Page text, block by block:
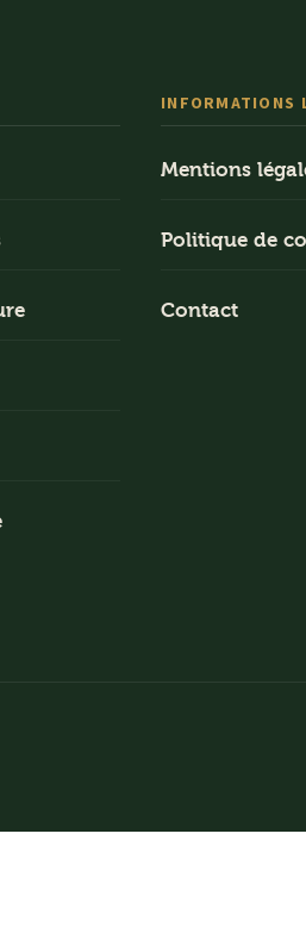
INFORMATIONS
Mentions
Politique de
Contact